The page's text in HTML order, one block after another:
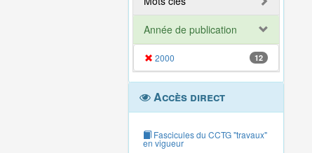
Année de publication
2000 12
Accès direct
Fascicules du CCTG "travaux"
en vigueur